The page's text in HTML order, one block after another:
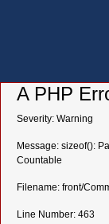
A PHP
Severity: Warning
Message: sizeof():
Countable
Filename: front/
Line Number: 463